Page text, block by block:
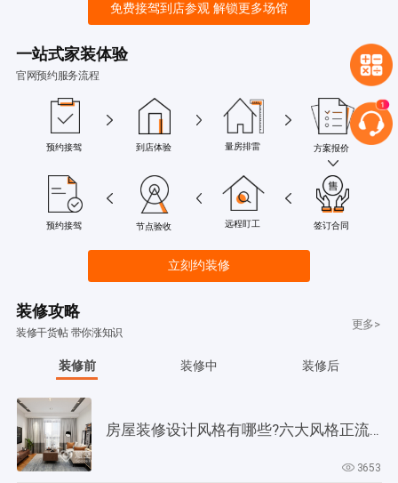
免费接驾到店参观 解锁更多场馆
一站式家装体验
官网预约服务流程
预约接驾 到店体验 量房排雷 方案报价
预约接驾 节点验收 远程盯工 签订合同
立刻约装修
装修攻略
装修干货帖 带你涨知识
更多>
装修前 装修中 装修后
房屋装修设计风格有哪些?六大风格正流行!
3653